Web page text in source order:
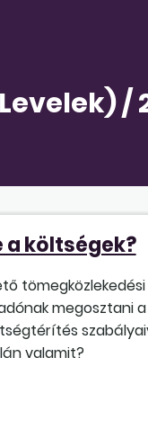
/
költségek?
megosztani
valamit?